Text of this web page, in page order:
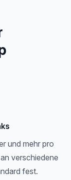
und mehr pro
verschiedene
fest.